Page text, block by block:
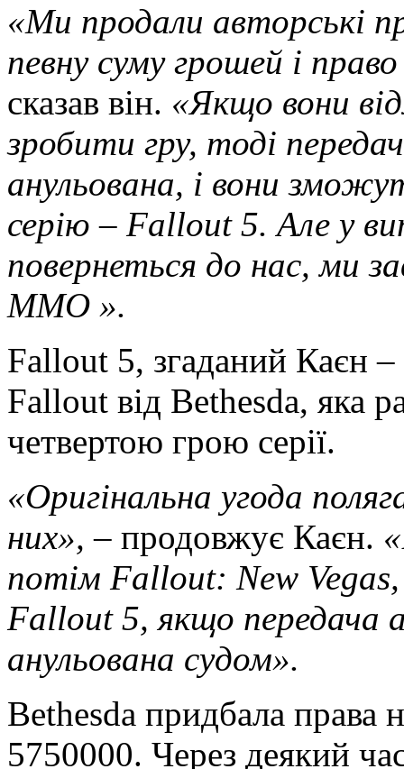
«Ми продали авторські
певну суму грошей і
сказав він. «Якщо вони
зробити гру, тоді
анульована, і вони
серію – Fallout 5. Але у
повернеться до нас, ми
MMO ».
Fallout 5, згаданий Каєн –
Fallout від Bethesda, яка
четвертою грою серії.
«Оригінальна угода
них», – продовжує Каєн.
потім Fallout: New
Fallout 5, якщо передача
анульована судом».
Bethesda придбала
5750000. Через деякий